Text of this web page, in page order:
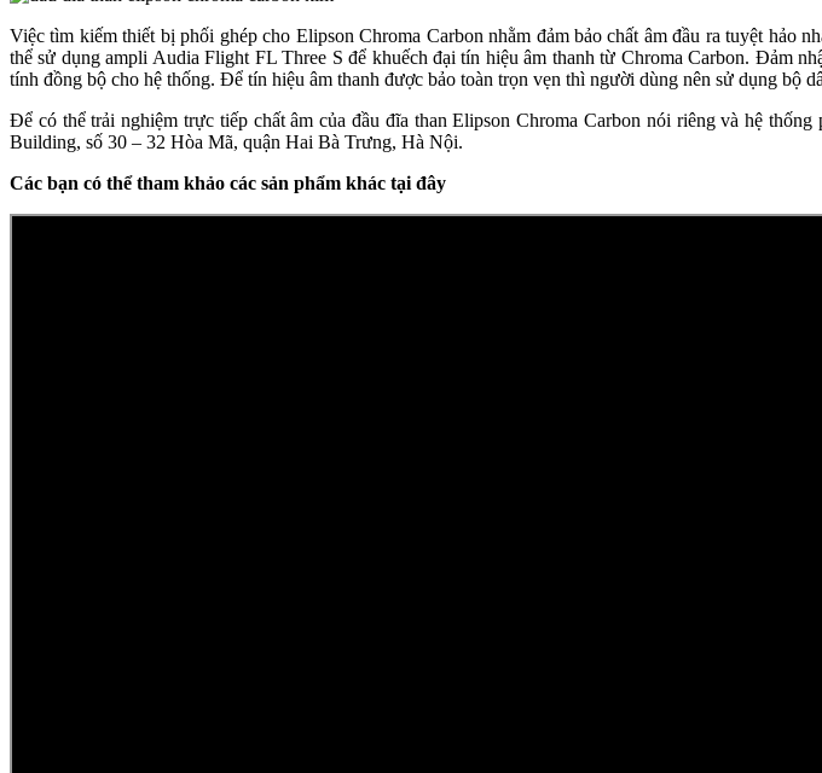
Việc tìm kiếm thiết bị phối ghép cho Elipson Chroma Carbon nhằm đảm bảo chất âm đầu ra tuyệt
thể sử dụng ampli Audia Flight FL Three S để khuếch đại tín hiệu âm thanh từ Chroma Carbon. Đảm
tính đồng bộ cho hệ thống. Để tín hiệu âm thanh được bảo toàn trọn vẹn thì người dùng nên sử dụng bộ
Để có thể trải nghiệm trực tiếp chất âm của đầu đĩa than Elipson Chroma Carbon nói riêng và hệ
Building, số 30 – 32 Hòa Mã, quận Hai Bà Trưng, Hà Nội.
Các bạn có thể tham khảo các sản phẩm khác tại đây